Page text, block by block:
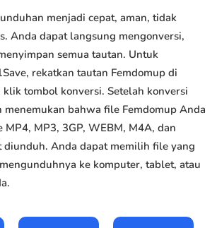
menjadi cepat, aman, tidak
Anda dapat langsung mengonversi,
semua tautan. Untuk
rekatkan tautan Femdomup di
tombol konversi. Setelah konversi
menemukan bahwa file Femdomup Anda
MP3, 3GP, WEBM, M4A, dan
diunduh. Anda dapat memilih file yang
ke komputer, tablet, atau